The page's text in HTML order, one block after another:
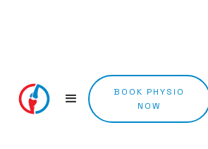
BOOK PHYSIO
NOW